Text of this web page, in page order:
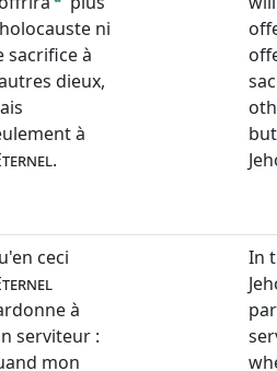
ni
sacrifice à
dieux,
à
.
ceci
à
serviteur :
mon
In